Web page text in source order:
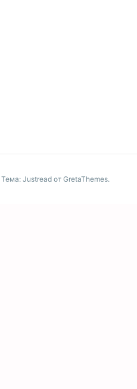
Тема: Justread от GretaThemes.